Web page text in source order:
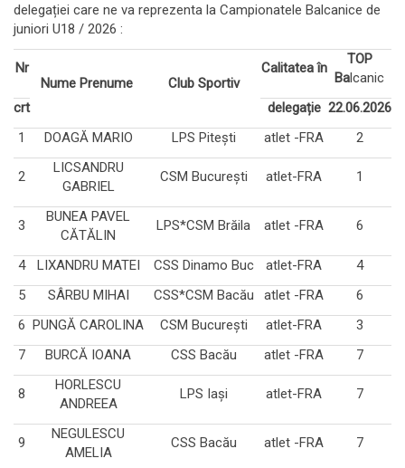
delegației care ne va reprezenta la Campionatele Balcanice de
juniori U18 / 2026 :
Nr
Nume Prenume
Club Sportiv
Calitatea în
TOP
Balcanic
crt
delegație 22.06.2026
1
DOAGĂ MARIO LPS Piteşti atlet -FRA 2
2
LICSANDRU
GABRIEL
CSM București atlet-FRA 1
3
BUNEA PAVEL
CĂTĂLIN
LPS*CSM Brăila atlet -FRA 6
4 LIXANDRU MATEI CSS Dinamo Buc atlet-FRA
4
5
SÂRBU MIHAI CSS*CSM Bacău atlet -FRA
6
6 PUNGĂ CAROLINA CSM Bucureşti atlet-FRA
3
7
BURCĂ IOANA CSS Bacău atlet -FRA 7
8
HORLESCU
ANDREEA
LPS Iaşi atlet-FRA 7
9
NEGULESCU
AMELIA
CSS Bacău atlet -FRA 7